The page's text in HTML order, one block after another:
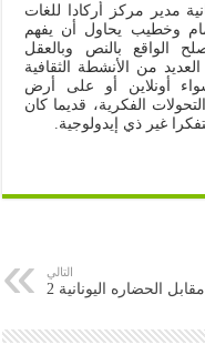
مدير مركز أركادا للغات
وخطيب يحاول أن يفهم
الواقع بالنص وبالعقل
من الأنشطة الثقافية
أونلاين أو على أرض
الفكرية، قديما كان
غير ذي إيدولوجية.
التالي
الحضاره اليونانية 2